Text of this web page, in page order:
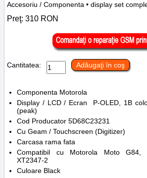
Accesoriu / Componenta • display set
Preţ: 310 RON
Cantitatea: Adăugaţi în coş
Componenta Motorola
Display / LCD / Ecran P-OLED, 1B
(peak)
Cod Producator 5D68C23231
Cu Geam / Touchscreen (Digitizer)
Carcasa rama fata
Compatibil cu Motorola Moto G84,
XT2347-2
Culoare Black